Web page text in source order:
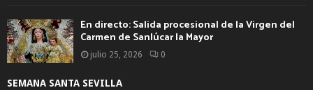
En directo: Salida procesional de la Virgen del
Carmen de Sanlúcar la Mayor
julio 25, 2026 0
SEMANA SANTA SEVILLA